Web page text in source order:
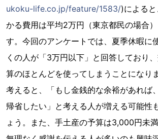
ukoku-life.co.jp/feature/1583/)による
かる費用は平均2万円（東京都民の場合
す。今回のアンケートでは、夏季休暇に
くの人が「3万円以下」と回答しており
算のほとんどを使ってしまうことになり
考えると、「もし金銭的な余裕があれば
帰省したい」と考える人が増える可能性
ょう。また、手土産の予算は3,000円未満